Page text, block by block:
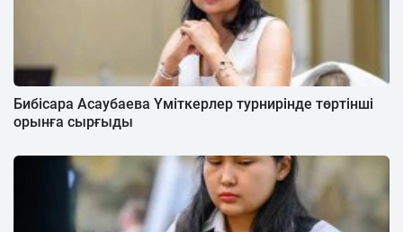
Бибісара Асаубаева Үміткерлер турнирінде төртінші
орынға сырғыды